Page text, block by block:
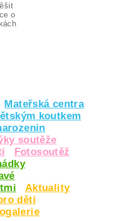
o
Mateřská centra
koutkem
soutěže
Fotosoutěž
Aktuality
děti